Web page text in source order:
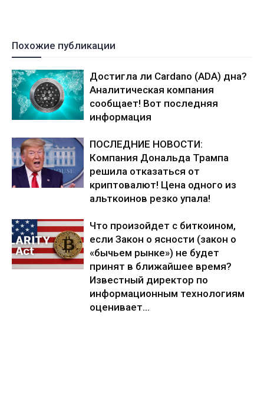
Похожие публикации
Достигла ли Cardano (ADA) дна?
Аналитическая компания
сообщает! Вот последняя
информация
ПОСЛЕДНИЕ НОВОСТИ:
Компания Дональда Трампа
решила отказаться от
криптовалют! Цена одного из
альткоинов резко упала!
Что произойдет с биткоином,
если Закон о ясности (закон о
«бычьем рынке») не будет
принят в ближайшее время?
Известный директор по
информационным технологиям
оценивает...